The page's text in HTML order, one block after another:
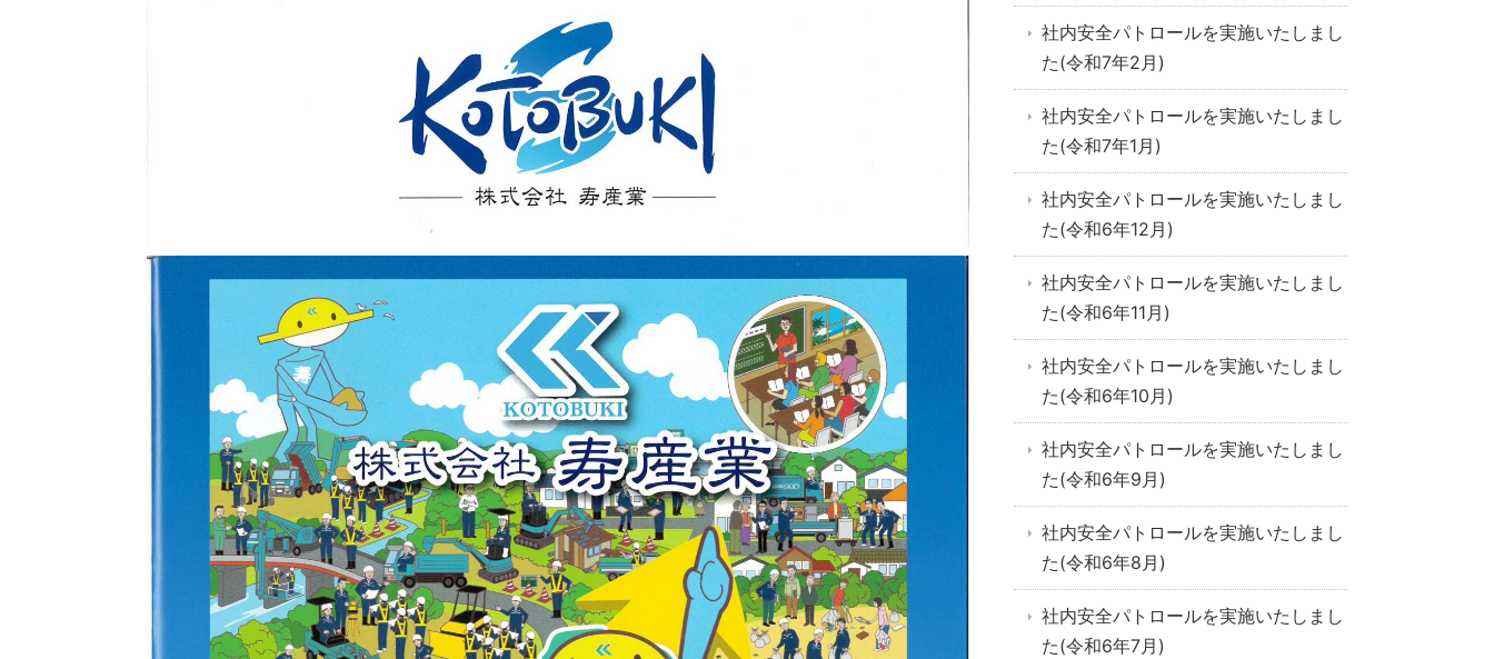
社内安全パトロールを実施いたしまし
た(令和7年2月)
社内安全パトロールを実施いたしまし
た(令和7年1月)
社内安全パトロールを実施いたしまし
た(令和6年12月)
社内安全パトロールを実施いたしまし
た(令和6年11月)
社内安全パトロールを実施いたしまし
た(令和6年10月)
社内安全パトロールを実施いたしまし
た(令和6年9月)
社内安全パトロールを実施いたしまし
た(令和6年8月)
社内安全パトロールを実施いたしまし
た(令和6年7月)